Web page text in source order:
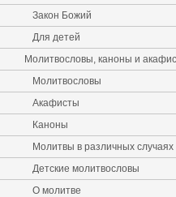
Закон Божий
Для детей
Молитвословы, каноны и
Молитвословы
Акафисты
Каноны
Молитвы в различных случаях
Детские молитвословы
О молитве